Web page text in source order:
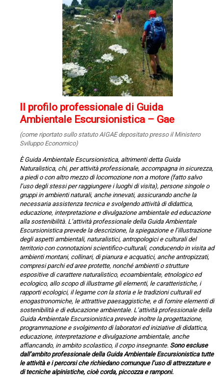
Il profilo professionale di Guida
Ambientale Escursionistica – Gae
(come riportato sullo statuto AIGAE depositato presso il Ministero
Sviluppo Economico)
È Guida Ambientale Escursionistica, altrimenti detta Guida
Naturalistica, chi, per attività professionale, accompagna in sicurezza,
a piedi o con altro mezzo di locomozione non a motore (fatto salvo
l’uso degli stessi per raggiungere i luoghi di visita), persone singole o
gruppi in ambienti naturali, anche innevati, assicurando anche la
necessaria assistenza tecnica e svolgendo attività di didattica,
educazione, interpretazione e divulgazione ambientale ed educazione
alla sostenibilità. L’attività professionale della Guida Ambientale
Escursionistica prevede la descrizione, la spiegazione e l’illustrazione
degli aspetti ambientali, naturalistici, antropologici e culturali del
territorio con connotazioni scientifico-culturali, conducendo in visita ad
ambienti montani, collinari, di pianura e acquatici, anche antropizzati,
compresi parchi ed aree protette, nonché ambienti o strutture
espositive di carattere naturalistico, ecoambientale, etnologico ed
ecologico, allo scopo di illustrarne gli elementi, le caratteristiche, i
rapporti ecologici, il legame con la storia e le tradizioni culturali ed
enogastronomiche, le attrattive paesaggistiche, e di fornire elementi di
sostenibilità e di educazione ambientale. L’attività professionale della
Guida Ambientale Escursionistica prevede inoltre la progettazione,
programmazione e svolgimento di laboratori ed iniziative di didattica,
educazione, interpretazione e divulgazione ambientale, anche
affiancando, in ambito scolastico, il corpo insegnante. Sono escluse
dall’ambito professionale della Guida Ambientale Escursionistica tutte
le attività e i percorsi che richiedano comunque l’uso di attrezzature e
di tecniche alpinistiche, cioè corda, piccozza e ramponi.